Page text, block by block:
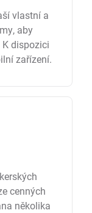
vlastní a
aby
dispozici
zařízení.
cenných
několika